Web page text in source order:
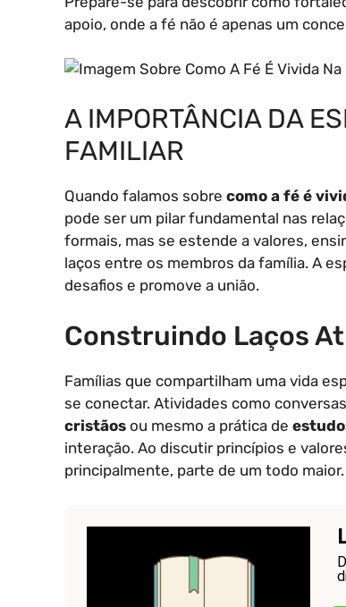
apoio, onde a fé não é apenas um
A IMPORTÂNCIA DA
FAMILIAR
Quando falamos sobre como a fé é
pode ser um pilar fundamental nas
formais, mas se estende a valores,
laços entre os membros da família. A
desafios e promove a união.
Construindo Laços
Famílias que compartilham uma vida
se conectar. Atividades como
cristãos ou mesmo a prática de
interação. Ao discutir princípios e
principalmente, parte de um todo maior.